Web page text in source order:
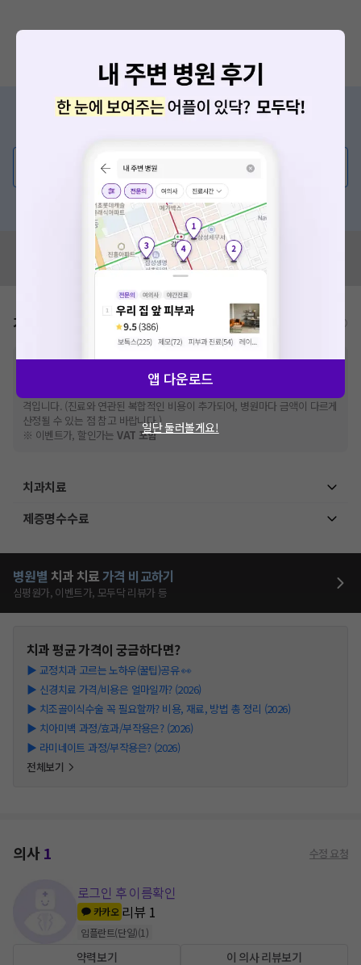
증상/치료, 궁금한 점이 있나요?
💬 무엇이든 물어보세요
혹은, 의료상담 서비스에 다양한 게시글 보러가기
혹시 잘못된 병원정보가 있나요?
모두닥 팀에 알려주세요!
가격표 비급여/급여 진료란?
※비급여 항목의 경우,추가비용 등으로 실제 가격과 상이할 수 있으니, 정확
한 가격은 해당 의료기관에 직접 문의해주세요.
건강보험심사평가원
격입니다. (진료와 연관된 복합적인 비용이 추가되어, 병원마다 금액이 다르게
산정될 수 있는 점 참고 바랍니다.)
※ 이벤트가, 할인가는VAT 포함
치과치료
제증명수수료
병원별 치과 치료가격 비교하기
심평원가, 이벤트가, 모두닥 리뷰가 등
치과평균 가격이 궁금하다면?
▶ 교정치과 고르는 노하우(꿀팁)공유 👀
▶ 신경치료 가격/비용은 얼마일까? (2026)
▶ 치조골이식수술 꼭 필요할까? 비용, 재료, 방법 총 정리 (2026)
▶ 치아미백 과정/효과/부작용은? (2026)
▶ 라미네이트 과정/부작용은? (2026)
전체보기
의사1 수정 요청
로그인 후 이름확인
카카오 리뷰 1
임플란트(단일)(1 )
약력보기 이 의사 리뷰보기
앱 다운로드
일단 둘러볼게요!